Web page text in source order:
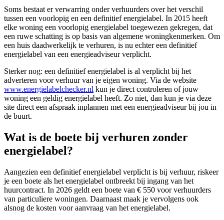
Soms bestaat er verwarring onder verhuurders over het verschil
tussen een voorlopig en een definitief energielabel. In 2015 heeft
elke woning een voorlopig energielabel toegewezen gekregen, dat
een ruwe schatting is op basis van algemene woningkenmerken. Om
een huis daadwerkelijk te verhuren, is nu echter een definitief
energielabel van een energieadviseur verplicht.
Sterker nog: een definitief energielabel is al verplicht bij het
adverteren voor verhuur van je eigen woning. Via de website
www.energielabelchecker.nl kun je direct controleren of jouw
woning een geldig energielabel heeft. Zo niet, dan kun je via deze
site direct een afspraak inplannen met een energieadviseur bij jou in
de buurt.
Wat is de boete bij verhuren zonder
energielabel?
Aangezien een definitief energielabel verplicht is bij verhuur, riskeer
je een boete als het energielabel ontbreekt bij ingang van het
huurcontract. In 2026 geldt een boete van € 550 voor verhuurders
van particuliere woningen. Daarnaast maak je vervolgens ook
alsnog de kosten voor aanvraag van het energielabel.